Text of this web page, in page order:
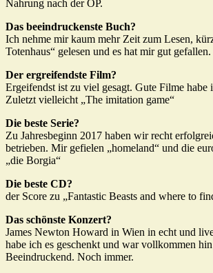
Nahrung nach der OP.
Das beeindruckenste Buch?
Ich nehme mir kaum mehr Zeit zum Lesen,
Totenhaus“ gelesen und es hat mir gut gefallen.
Der ergreifendste Film?
Ergeifendst ist zu viel gesagt. Gute Filme habe
Zuletzt vielleicht „The imitation game“
Die beste Serie?
Zu Jahresbeginn 2017 haben wir recht
betrieben. Mir gefielen „homeland“ und die
„die Borgia“
Die beste CD?
der Score zu „Fantastic Beasts and where to
Das schönste Konzert?
James Newton Howard in Wien in echt und
habe ich es geschenkt und war vollkommen
Beeindruckend. Noch immer.